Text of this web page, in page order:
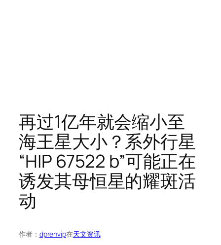
再过1亿年就会缩小至
海王星大小？系外行星
“HIP 67522 b”可能正在
诱发其母恒星的耀斑活
动
作者： dprenvip在天文资讯